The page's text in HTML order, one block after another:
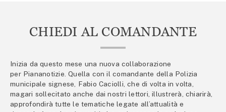
CHIEDI AL COMANDANTE
Inizia da questo mese una nuova collaborazione
per Piananotizie. Quella con il comandante della Polizia
municipale signese, Fabio Caciolli, che di volta in volta,
magari sollecitato anche dai nostri lettori, illustrerà, chiarirà,
approfondirà tutte le tematiche legate all’attualità e